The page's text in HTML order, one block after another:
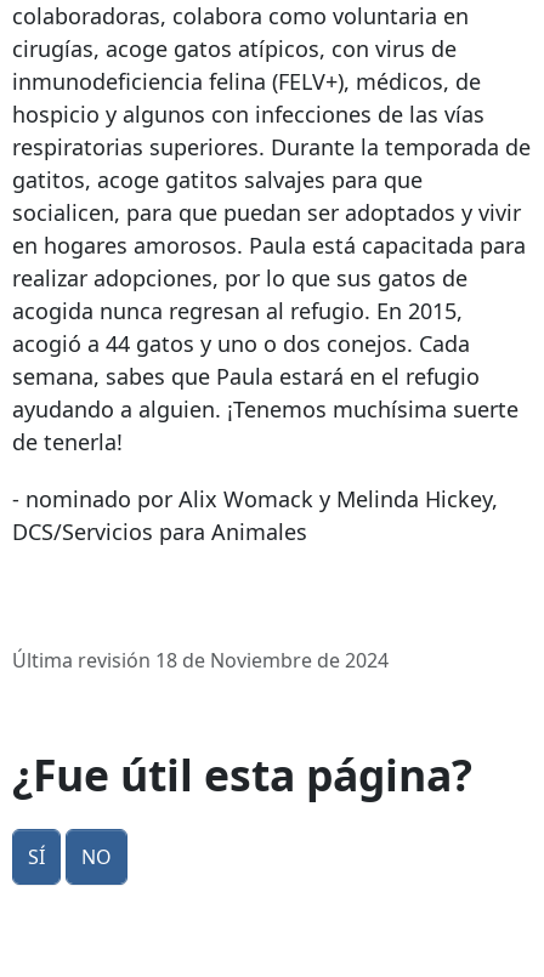
colaboradoras, colabora como voluntaria en
cirugías, acoge gatos atípicos, con virus de
inmunodeficiencia felina (FELV+), médicos, de
hospicio y algunos con infecciones de las vías
respiratorias superiores. Durante la temporada de
gatitos, acoge gatitos salvajes para que
socialicen, para que puedan ser adoptados y vivir
en hogares amorosos. Paula está capacitada para
realizar adopciones, por lo que sus gatos de
acogida nunca regresan al refugio. En 2015,
acogió a 44 gatos y uno o dos conejos. Cada
semana, sabes que Paula estará en el refugio
ayudando a alguien. ¡Tenemos muchísima suerte
de tenerla!
- nominado por Alix Womack y Melinda Hickey,
DCS/Servicios para Animales
Última revisión 18 de Noviembre de 2024
¿Fue útil esta página?
Sí No